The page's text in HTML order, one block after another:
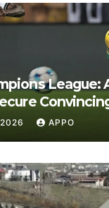
League:
Rovers 2-0
APPO